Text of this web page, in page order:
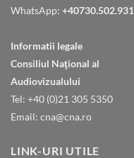
WhatsApp: +40730.502.931
Informatii legale
Consiliul Naţional al
Audiovizualului
Tel: +40 (0)21 305 5350
Email: cna@cna.ro
LINK-URI UTILE